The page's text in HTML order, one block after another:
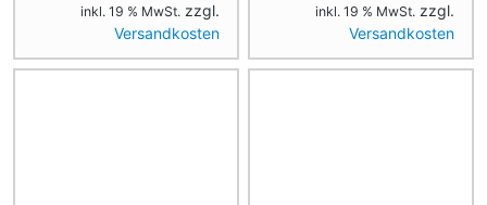
inkl. 19 % MwSt. zzgl.
Versandkosten
inkl. 19 % MwSt. zzgl.
Versandkosten